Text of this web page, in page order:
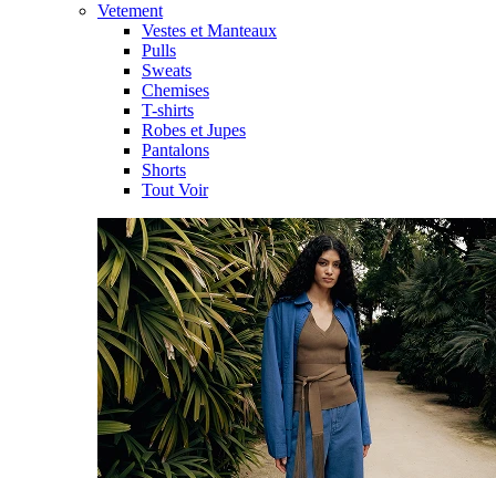
Vetement
Vestes et Manteaux
Pulls
Sweats
Chemises
T-shirts
Robes et Jupes
Pantalons
Shorts
Tout Voir